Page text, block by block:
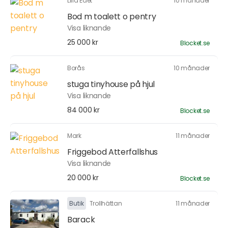
Bod m toalett o pentry
Visa liknande
25 000 kr
Blocket.se
Borås 10 månader
stuga tinyhouse på hjul
Visa liknande
84 000 kr
Blocket.se
Mark 11 månader
Friggebod Atterfallshus
Visa liknande
20 000 kr
Blocket.se
Butik Trollhättan 11 månader
Barack